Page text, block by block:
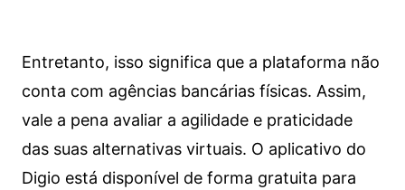
Entretanto, isso significa que a plataforma não
conta com agências bancárias físicas. Assim,
vale a pena avaliar a agilidade e praticidade
das suas alternativas virtuais. O aplicativo do
Digio está disponível de forma gratuita para